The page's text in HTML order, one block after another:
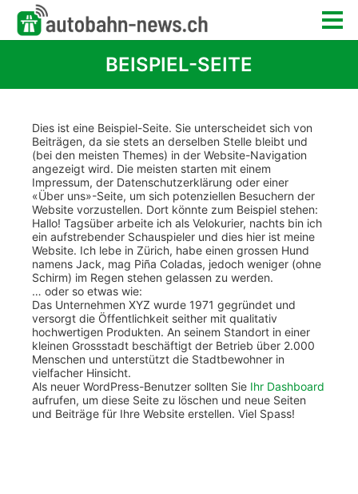
BEISPIEL-SEITE
Dies ist eine Beispiel-Seite. Sie unterscheidet sich von
Beiträgen, da sie stets an derselben Stelle bleibt und
(bei den meisten Themes) in der Website-Navigation
angezeigt wird. Die meisten starten mit einem
Impressum, der Datenschutzerklärung oder einer
«Über uns»-Seite, um sich potenziellen Besuchern der
Website vorzustellen. Dort könnte zum Beispiel stehen:
Hallo! Tagsüber arbeite ich als Velokurier, nachts bin ich
ein aufstrebender Schauspieler und dies hier ist meine
Website. Ich lebe in Zürich, habe einen grossen Hund
namens Jack, mag Piña Coladas, jedoch weniger (ohne
Schirm) im Regen stehen gelassen zu werden.
… oder so etwas wie:
Das Unternehmen XYZ wurde 1971 gegründet und
versorgt die Öffentlichkeit seither mit qualitativ
hochwertigen Produkten. An seinem Standort in einer
kleinen Grossstadt beschäftigt der Betrieb über 2.000
Menschen und unterstützt die Stadtbewohner in
vielfacher Hinsicht.
Als neuer WordPress-Benutzer sollten Sie Ihr Dashboard
aufrufen, um diese Seite zu löschen und neue Seiten
und Beiträge für Ihre Website erstellen. Viel Spass!